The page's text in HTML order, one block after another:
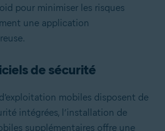
pour minimiser les risques
une application
de sécurité
mobiles disposent de
intégrées, l’installation de
supplémentaires offre une